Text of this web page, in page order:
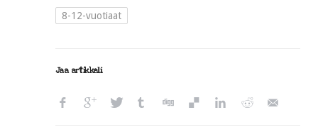
8-12-vuotiaat
Jaa artikkeli